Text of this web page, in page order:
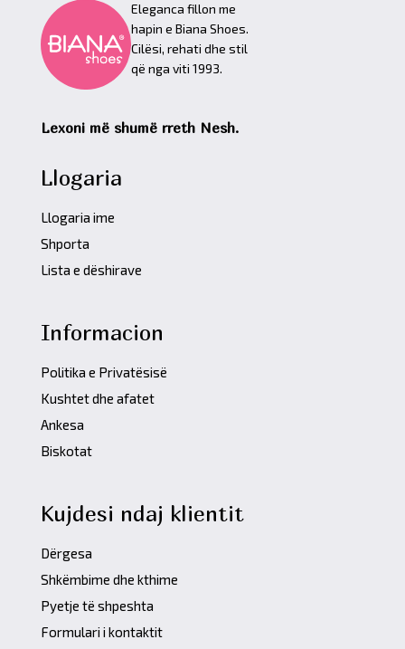
Eleganca fillon me
hapin e Biana Shoes.
Cilësi, rehati dhe stil
që nga viti 1993.
Lexoni më shumë rreth Nesh.
Llogaria
Llogaria ime
Shporta
Lista e dëshirave
Informacion
Politika e Privatësisë
Kushtet dhe afatet
Ankesa
Biskotat
Kujdesi ndaj klientit
Dërgesa
Shkëmbime dhe kthime
Pyetje të shpeshta
Formulari i kontaktit